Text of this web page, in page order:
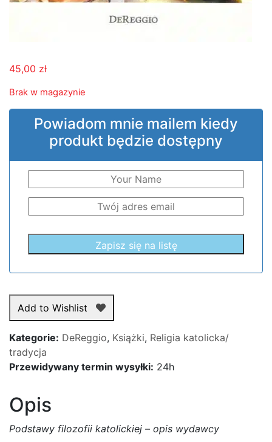
45,00 zł
Brak w magazynie
Powiadom mnie mailem kiedy
produkt będzie dostępny
Add to Wishlist
Kategorie: DeReggio, Książki, Religia katolicka/
tradycja
Przewidywany termin wysyłki: 24h
Opis
Podstawy filozofii katolickiej – opis wydawcy